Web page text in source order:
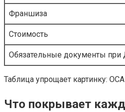
Франшиза
Стоимость
Обязательные документы при
Таблица упрощает картинку:
Что покрывает